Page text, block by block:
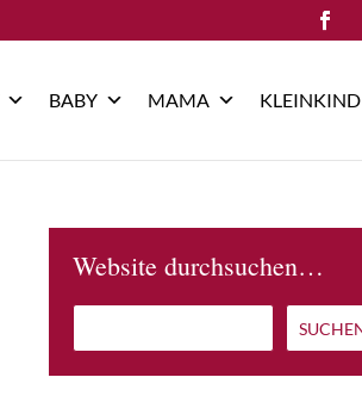
BABY MAMA KLEINKIND
Website durchsuchen…